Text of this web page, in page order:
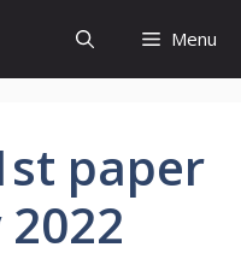
Menu
paper